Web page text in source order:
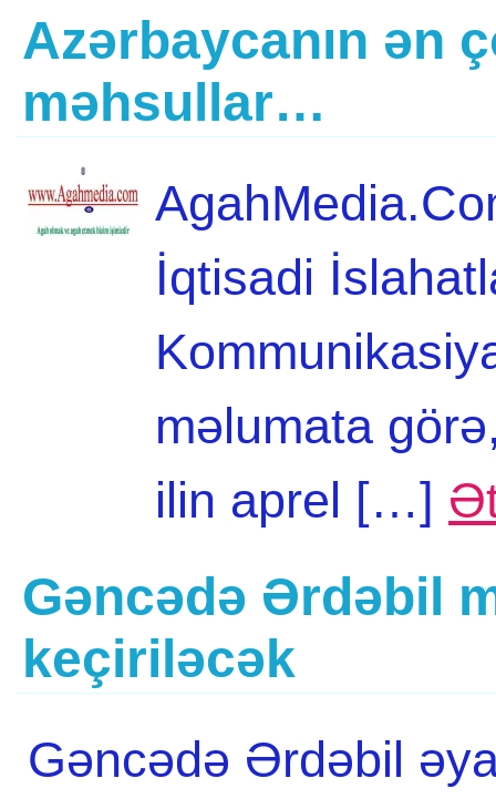
Azərbaycanın ən
məhsullar…
İqtisadi
məlumata
ilin aprel […]
Gəncədə Ərdəbil
keçiriləcək
Gəncədə Ərdəbil